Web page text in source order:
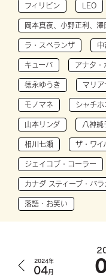
フィリピン LEO
岡本真夜、小野正利、
ラ・スペランザ 中
キューバ アナタ・
徳永ゆうき マリア
モノマネ シャチホ
山本リンダ 八神純
相川七瀬 ザ・ワイ
ジェイコブ・コーラー
カナダ スティーブ・バラ
落語・お笑い
2024年
04月